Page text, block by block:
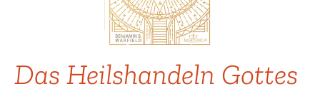
Das Heilshandeln Gottes